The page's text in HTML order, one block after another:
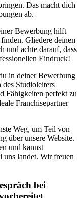
Das macht dich
ab.
Bewerbung hilft
Gliedere deinen
und achte darauf, dass
Eindruck!
in deiner Bewerbung
Studioleiters
Fähigkeiten perfekt zu
Franchisepartner
Weg, um Teil von
über unsere Website.
und kannst
uns landet. Wir freuen
bei